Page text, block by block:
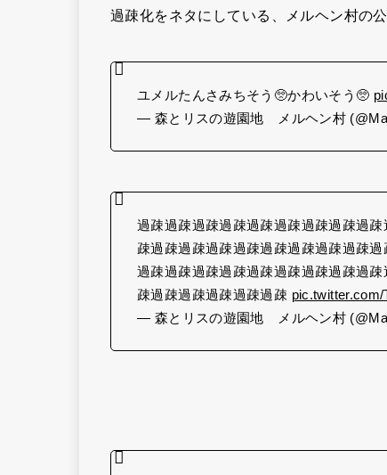
過疎化をネタにしている、メルヘン村の
ユメルたんさみちそう🥺かわいそう🥺
— 森とリスの遊園地 メルヘン村
過疎過疎過疎過疎過疎過疎過疎過疎過
疎過疎過疎過疎過疎過疎過疎過疎過疎
過疎過疎過疎過疎過疎過疎過疎過疎過
疎過疎過疎過疎過疎過疎
— 森とリスの遊園地 メルヘン村